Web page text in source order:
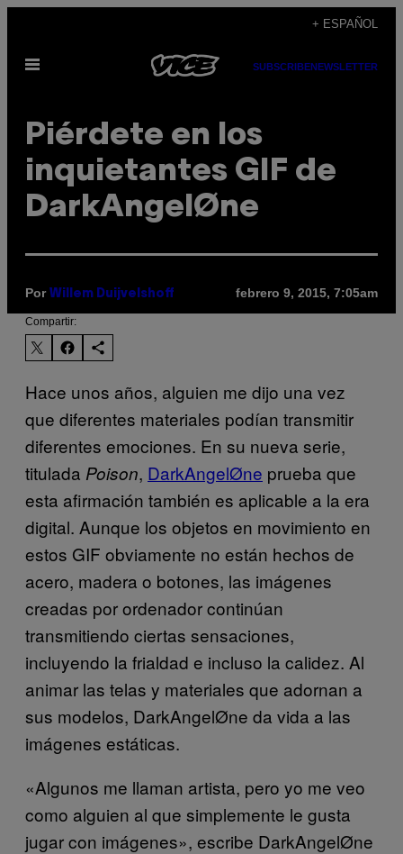
contenido
+ ESPAÑOL
Abrir
SUBSCRIBENEWSLETTER
Piérdete en los
inquietantes GIF de
DarkAngelØne
Por Willem Duijvelshoff febrero 9, 2015, 7:05am
Compartir:
Hace unos años, alguien me dijo una vez
que diferentes materiales podían transmitir
diferentes emociones. En su nueva serie,
titulada Poison, DarkAngelØne prueba que
esta afirmación también es aplicable a la era
digital. Aunque los objetos en movimiento en
estos GIF obviamente no están hechos de
acero, madera o botones, las imágenes
creadas por ordenador continúan
transmitiendo ciertas sensaciones,
incluyendo la frialdad e incluso la calidez. Al
animar las telas y materiales que adornan a
sus modelos, DarkAngelØne da vida a las
imágenes estáticas.
«Algunos me llaman artista, pero yo me veo
como alguien al que simplemente le gusta
jugar con imágenes», escribe DarkAngelØne